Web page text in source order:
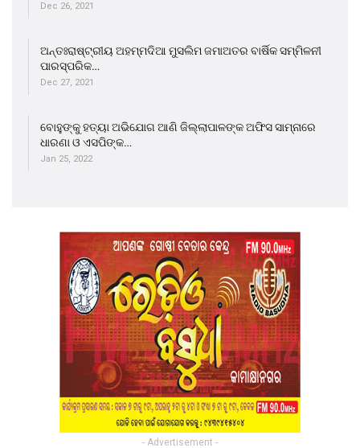
Dec 26, 2021
ଅନ୍ତଃରାଷ୍ଟ୍ରୀୟ ଅହମ୍ମଦିଆ ମୁସଲିମ ଜମାଅତର ବାର୍ଷିକ ସମ୍ମିଳନୀ
ପାରସ୍ପରିକ…
Dec 27, 2021
ବୋହୁଙ୍କୁ ହତ୍ୟା ଅଭିଯୋଗ ଆଣି ଜିଲ୍ଲାପାଳଙ୍କ ଅଫିସ ସାମ୍ନାରେ
ଧାରଣା ଓ ଏସପିଙ୍କ…
Jan 25, 2022
- Advertisement -